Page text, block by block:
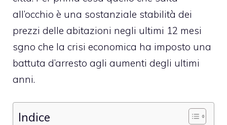
all’occhio è una sostanziale stabilità dei
prezzi delle abitazioni negli ultimi 12 mesi
sgno che la crisi economica ha imposto una
battuta d’arresto agli aumenti degli ultimi
anni.
Indice